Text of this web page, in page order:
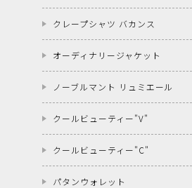
クレープシャツ バカンス
オーディナリージャケット
ノーブルマント リュミエール
クールビューティー"V"
クールビューティー"C"
パタンウォレット